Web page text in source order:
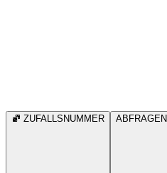
ZUFALLSNUMMER ABFRAGEN